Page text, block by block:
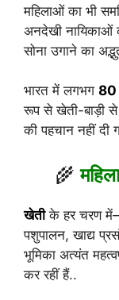
महिलाओं का भी
अनदेखी नायिकाओं
सोना उगाने का
भारत में लगभग 80
रूप से खेती-बाड़ी
की पहचान नहीं दी
🌾
खेतीके हर चरण
पशुपालन, खाद्य
भूमिका अत्यंत
कर रहीं हैं..